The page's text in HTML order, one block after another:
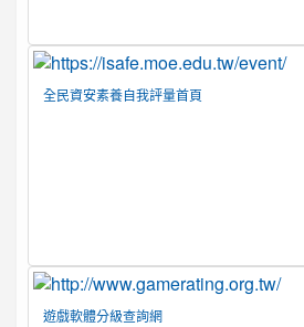
全民資安素養自我評量首頁
遊戲軟體分級查詢網